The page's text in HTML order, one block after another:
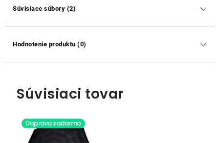
Súvisiace súbory (2)
Hodnotenie produktu (0)
Súvisiaci tovar
Doprava zadarmo